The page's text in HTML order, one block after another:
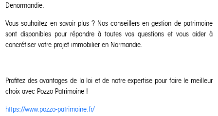
Denormandie.
Vous souhaitez en savoir plus ? Nos conseillers en gestion de patrimoine
sont disponibles pour répondre à toutes vos questions et vous aider à
concrétiser votre projet immobilier en Normandie.
Profitez des avantages de la loi et de notre expertise pour faire le meilleur
choix avec Pozzo Patrimoine !
https://www.pozzo-patrimoine.fr/